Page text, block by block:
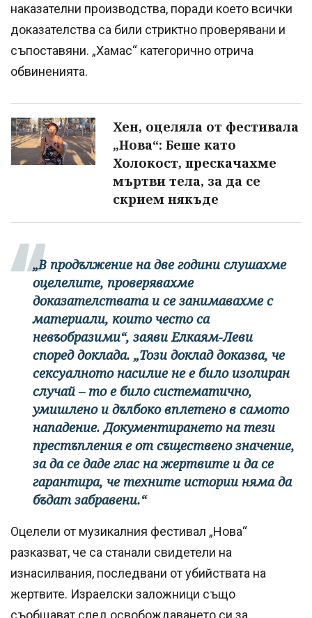
наказателни производства, поради което всички
доказателства са били стриктно проверявани и
съпоставяни. „Хамас“ категорично отрича
обвиненията.
Хен, оцеляла от фестивала
„Нова“: Беше като
Холокост, прескачахме
мъртви тела, за да се
скрием някъде
„В продължение на две години слушахме
оцелелите, проверявахме
доказателствата и се занимавахме с
материали, които често са
невъобразими“, заяви Елкаям-Леви
според доклада. „Този доклад доказва, че
сексуалното насилие не е било изолиран
случай – то е било систематично,
умишлено и дълбоко вплетено в самото
нападение. Документирането на тези
престъпления е от съществено значение,
за да се даде глас на жертвите и да се
гарантира, че техните истории няма да
бъдат забравени.“
Оцелели от музикалния фестивал „Нова“
разказват, че са станали свидетели на
изнасилвания, последвани от убийствата на
жертвите. Израелски заложници също
съобщават след освобождаването си за